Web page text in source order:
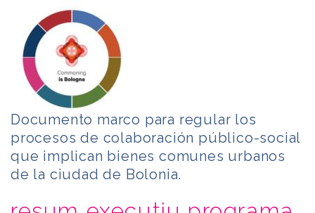
Documento marco para regular los
procesos de colaboración público-social
que implican bienes comunes urbanos
de la ciudad de Bolonia.